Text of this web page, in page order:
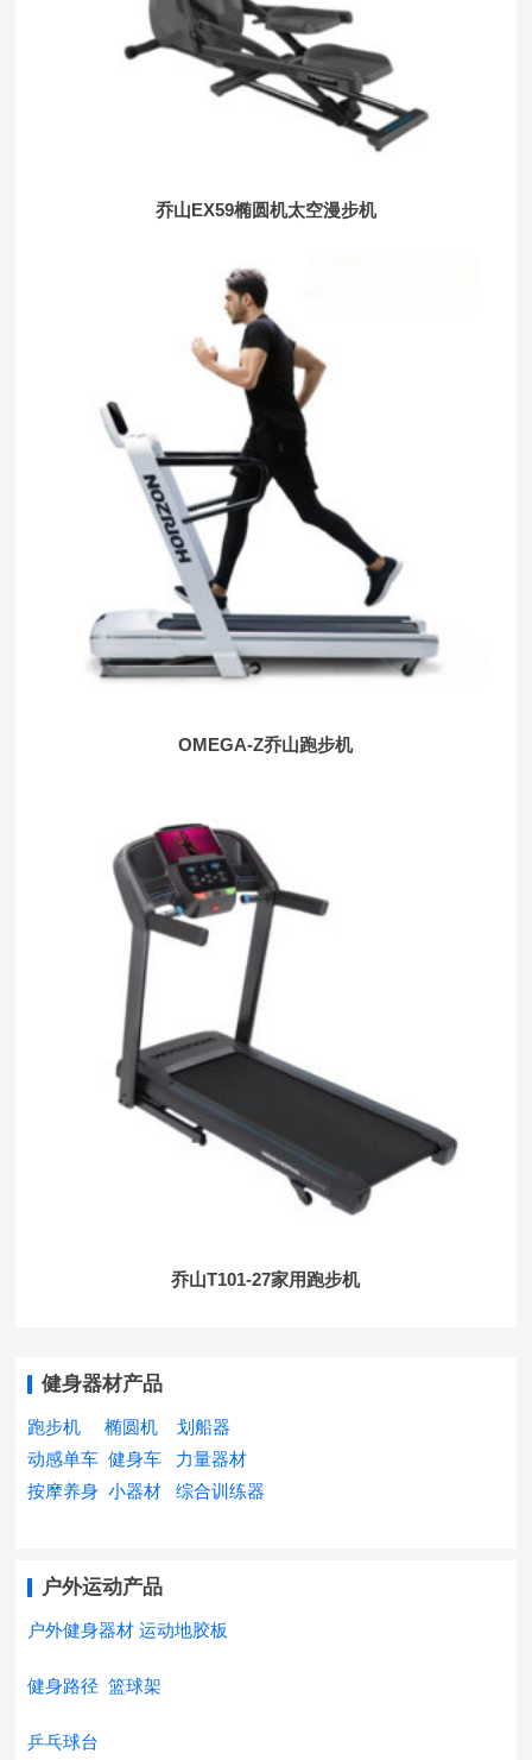
乔山EX59椭圆机太空漫步机
OMEGA-Z乔山跑步机
乔山T101-27家用跑步机
健身器材产品
跑步机 椭圆机
划船器
动感单车 健身车
力量器材
按摩养身 小器材 综合训练器
户外运动产品
户外健身器材 运动地胶板
健身路径 篮球架
乒乓球台